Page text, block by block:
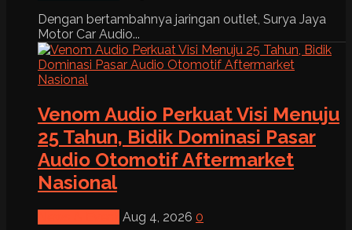
Dengan bertambahnya jaringan outlet, Surya Jaya
Motor Car Audio...
Venom Audio Perkuat Visi Menuju
25 Tahun, Bidik Dominasi Pasar
Audio Otomotif Aftermarket
Nasional
Aug 4, 2026 0